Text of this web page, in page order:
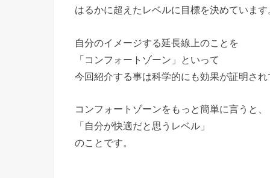
はるかに超えたレベルに目標を決めています
自分のイメージする延長線上のことを
「コンフォートゾーン」といって
今回紹介する事は科学的にも効果が証明さ
コンフォートゾーンをもっと簡単に言うと、
「自分が快適だと思うレベル」
のことです。